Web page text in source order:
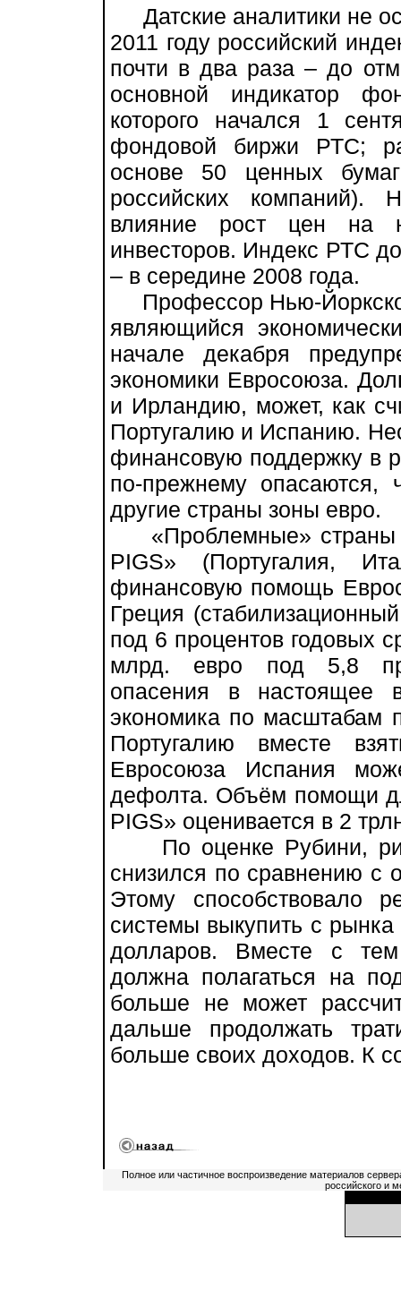
Датские аналитики не
2011 году российский
почти в два раза – до
основной индикатор
которого начался 1
фондовой биржи РТС;
основе 50 ценных
российских компаний).
влияние рост цен на
инвесторов. Индекс РТС
– в середине 2008 года.
Профессор Нью-
являющийся
начале декабря
экономики Евросоюза.
и Ирландию, может, как
Португалию и Испанию.
финансовую поддержку в
по-прежнему опасаются,
другие страны зоны евро.
«Проблемные» страны
PIGS» (Португалия,
финансовую помощь
Греция
под 6 процентов годовых
млрд. евро под 5,8
опасения в настоящее
экономика по масштабам
Португалию вместе
Евросоюза Испания
дефолта. Объём помощи
PIGS» оценивается в 2
По оценке Рубини,
снизился по сравнению с
Этому способствовало
системы выкупить с
долларов. Вместе с
должна полагаться на
больше не может
дальше продолжать
больше своих доходов. К
Полное или частичное воспроизведение материалов
российского и